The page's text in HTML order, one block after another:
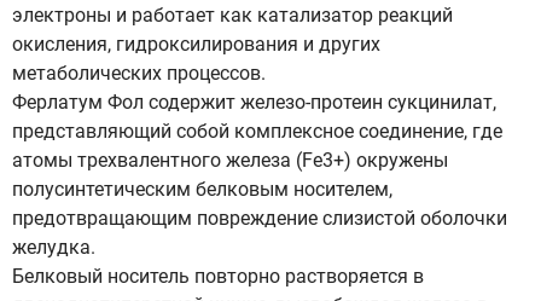
электроны и работает как катализатор реакций
окисления, гидроксилирования и других
метаболических процессов.
Ферлатум Фол содержит железо-протеин сукцинилат,
представляющий собой комплексное соединение, где
атомы трехвалентного железа (Fe3+) окружены
полусинтетическим белковым носителем,
предотвращающим повреждение слизистой оболочки
желудка.
Белковый носитель повторно растворяется в